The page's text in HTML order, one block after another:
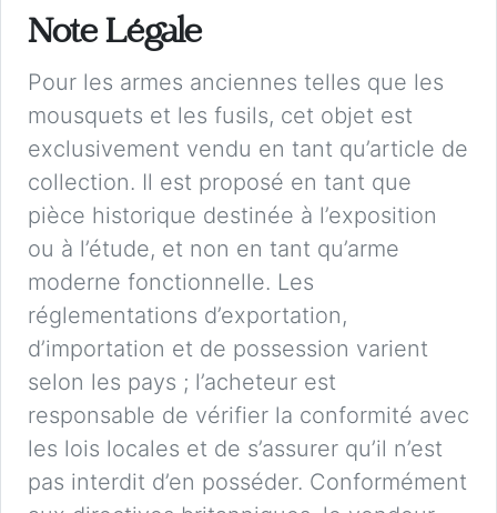
Note Légale
Pour les armes anciennes telles que les
mousquets et les fusils, cet objet est
exclusivement vendu en tant qu’article de
collection. Il est proposé en tant que
pièce historique destinée à l’exposition
ou à l’étude, et non en tant qu’arme
moderne fonctionnelle. Les
réglementations d’exportation,
d’importation et de possession varient
selon les pays ; l’acheteur est
responsable de vérifier la conformité avec
les lois locales et de s’assurer qu’il n’est
pas interdit d’en posséder. Conformément